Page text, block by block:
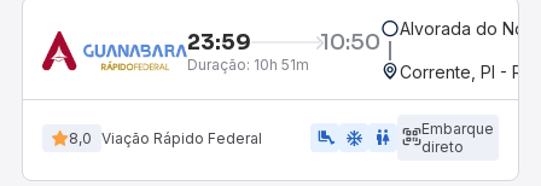
23:59 10:50
Duração: 10h 51m
Alvorada do
Corrente, PI -
8,0 Viação Rápido Federal airline_seat_legroom_extra ac_unit wc
Embarque
direto